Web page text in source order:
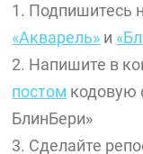
1. Подпишитесь
«Акварель» и
2. Напишите в
постом кодовую
БлинБери»
3. Сделайте